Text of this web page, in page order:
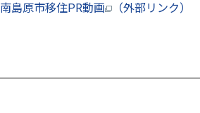
南島原市移住PR動画 （外部リンク）